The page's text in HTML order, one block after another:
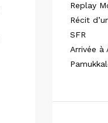
Replay
Récit
SFR
Arrivée à